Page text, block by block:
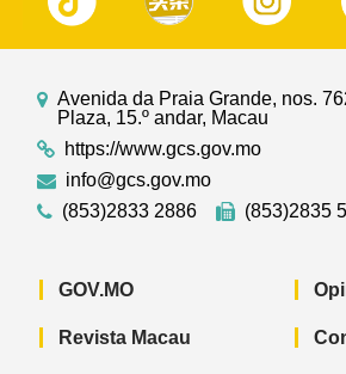
Avenida da Praia Grande, nos.
Plaza, 15.º andar, Macau
https://www.gcs.gov.mo
info@gcs.gov.mo
(853)2833 2886
(853)2835
GOV.MO
Revista Macau